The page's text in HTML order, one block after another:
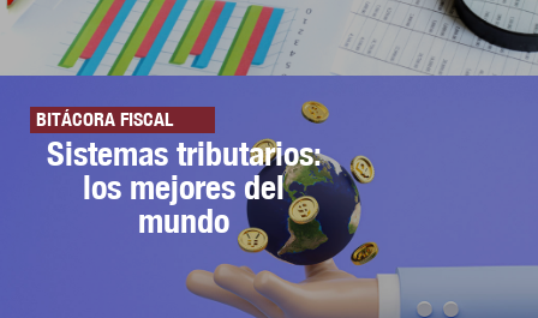
BITÁCORA FISCAL
Sistemas tributarios:
los mejores del
mundo